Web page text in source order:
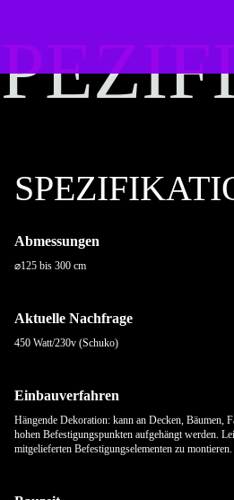
Abmessungen
⌀125 bis 300 cm
Aktuelle Nachfrage
450 Watt/230v (Schuko)
Einbauverfahren
Hängende Dekoration: kann an Decken, Bäumen,
hohen Befestigungspunkten aufgehängt werden.
mitgelieferten Befestigungselementen zu montieren.